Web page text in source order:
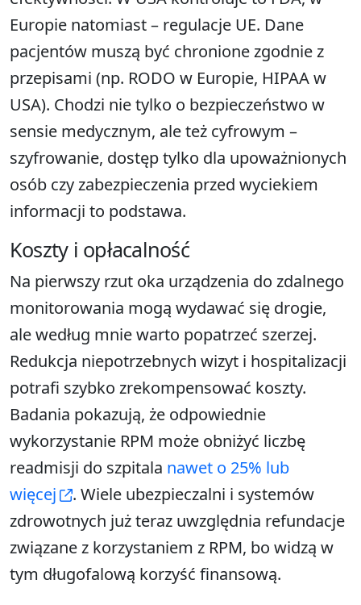
Europie natomiast – regulacje UE. Dane
pacjentów muszą być chronione zgodnie z
przepisami (np. RODO w Europie, HIPAA w
USA). Chodzi nie tylko o bezpieczeństwo w
sensie medycznym, ale też cyfrowym –
szyfrowanie, dostęp tylko dla upoważnionych
osób czy zabezpieczenia przed wyciekiem
informacji to podstawa.
Koszty i opłacalność
Na pierwszy rzut oka urządzenia do zdalnego
monitorowania mogą wydawać się drogie,
ale według mnie warto popatrzeć szerzej.
Redukcja niepotrzebnych wizyt i hospitalizacji
potrafi szybko zrekompensować koszty.
Badania pokazują, że odpowiednie
wykorzystanie RPM może obniżyć liczbę
readmisji do szpitala nawet o 25% lub
więcej
. Wiele ubezpieczalni i systemów
zdrowotnych już teraz uwzględnia refundacje
związane z korzystaniem z RPM, bo widzą w
tym długofalową korzyść finansową.